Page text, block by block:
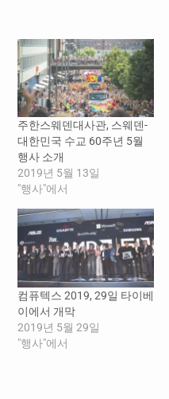
주한스웨덴대사관, 스웨덴-
대한민국 수교 60주년 5월
행사 소개
2019년 5월 13일
"행사"에서
컴퓨텍스 2019, 29일 타이베
이에서 개막
2019년 5월 29일
"행사"에서